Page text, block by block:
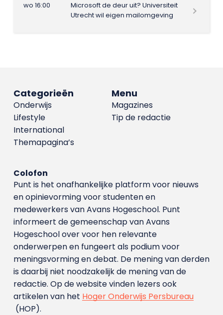
wo 16:00
Microsoft de deur uit? Universiteit
Utrecht wil eigen mailomgeving
Menu
Magazines
Tip de redactie
Categorieën
Onderwijs
Lifestyle
International
Themapagina’s
Colofon
Punt is het onafhankelijke platform voor nieuws
en opinievorming voor studenten en
medewerkers van Avans Hoge­school. Punt
informeert de gemeenschap van Avans
Hogeschool over voor hen relevante
onderwerpen en fungeert als podium voor
meningsvorming en debat. De mening van derden
is daarbij niet noodzakelijk de mening van de
redactie. Op de website vinden lezers ook
artikelen van het Hoger Onderwijs Persbureau
(HOP).